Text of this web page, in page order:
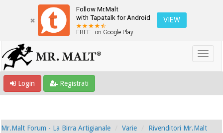
Follow Mr.Malt
with Tapatalk for Android
FREE - on Google Play
VIEW
Login Registrati
Mr.Malt Forum - La Birra Artigianale Varie Rivenditori Mr.Malt